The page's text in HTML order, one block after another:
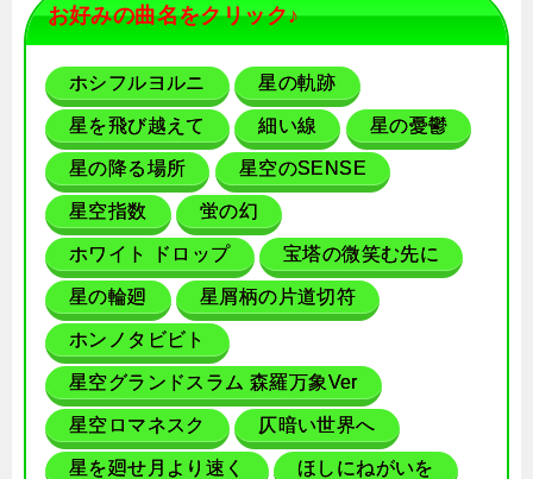
お好みの曲名をクリック♪
ホシフルヨルニ 星の軌跡
星を飛び越えて 細い線 星の憂鬱
星の降る場所 星空のSENSE
星空指数 蛍の幻
ホワイト ドロップ 宝塔の微笑む先に
星の輪廻 星屑柄の片道切符
ホンノタビビト
星空グランドスラム 森羅万象Ver
星空ロマネスク 仄暗い世界へ
星を廻せ月より速く ほしにねがいを